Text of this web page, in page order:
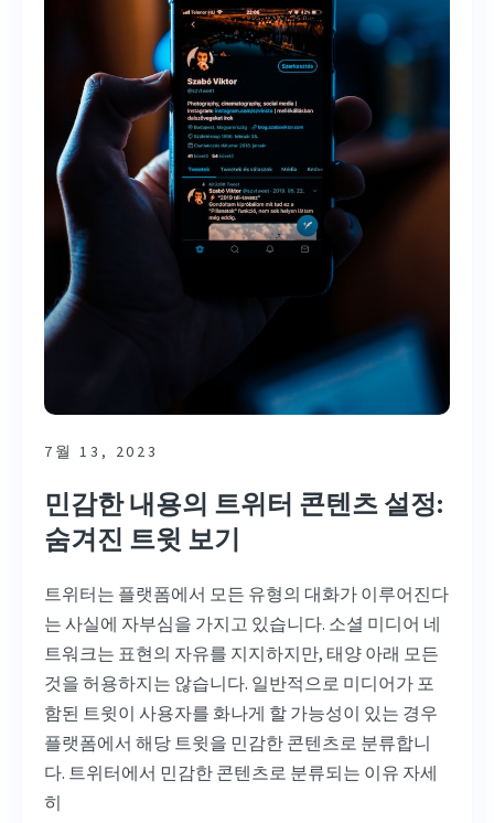
7월 13, 2023
민감한 내용의 트위터 콘텐츠 설정:
숨겨진 트윗 보기
트위터는 플랫폼에서 모든 유형의 대화가 이루어진다
는 사실에 자부심을 가지고 있습니다. 소셜 미디어 네
트워크는 표현의 자유를 지지하지만, 태양 아래 모든
것을 허용하지는 않습니다. 일반적으로 미디어가 포
함된 트윗이 사용자를 화나게 할 가능성이 있는 경우
플랫폼에서 해당 트윗을 민감한 콘텐츠로 분류합니
다. 트위터에서 민감한 콘텐츠로 분류되는 이유 자세
히